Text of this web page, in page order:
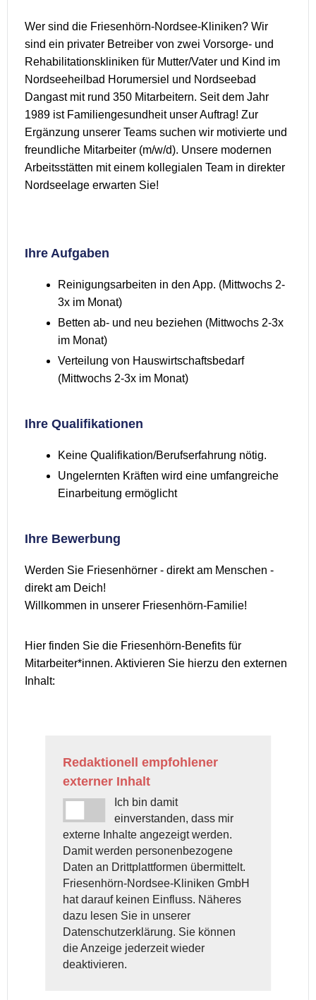
Wer sind die Friesenhörn-Nordsee-Kliniken? Wir
sind ein privater Betreiber von zwei Vorsorge- und
Rehabilitationskliniken für Mutter/Vater und Kind im
Nordseeheilbad Horumersiel und Nordseebad
Dangast mit rund 350 Mitarbeitern. Seit dem Jahr
1989 ist Familiengesundheit unser Auftrag! Zur
Ergänzung unserer Teams suchen wir motivierte und
freundliche Mitarbeiter (m/w/d). Unsere modernen
Arbeitsstätten mit einem kollegialen Team in direkter
Nordseelage erwarten Sie!
Ihre Aufgaben
Reinigungsarbeiten in den App. (Mittwochs 2-
3x im Monat)
Betten ab- und neu beziehen (Mittwochs 2-3x
im Monat)
Verteilung von Hauswirtschaftsbedarf
(Mittwochs 2-3x im Monat)
Ihre Qualifikationen
Keine Qualifikation/Berufserfahrung nötig.
Ungelernten Kräften wird eine umfangreiche
Einarbeitung ermöglicht
Ihre Bewerbung
Werden Sie Friesenhörner - direkt am Menschen -
direkt am Deich!
Willkommen in unserer Friesenhörn-Familie!
Hier finden Sie die Friesenhörn-Benefits für
Mitarbeiter*innen. Aktivieren Sie hierzu den externen
Inhalt:
Redaktionell empfohlener
externer Inhalt
Ich bin damit
einverstanden, dass mir
externe Inhalte angezeigt werden.
Damit werden personenbezogene
Daten an Drittplattformen übermittelt.
Friesenhörn-Nordsee-Kliniken GmbH
hat darauf keinen Einfluss. Näheres
dazu lesen Sie in unserer
Datenschutzerklärung. Sie können
die Anzeige jederzeit wieder
deaktivieren.